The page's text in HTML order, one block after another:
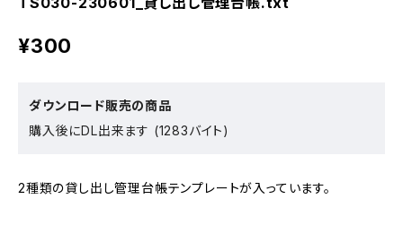
¥300
ダウンロード販売の商品
購入後にDL出来ます (1283バイト)
2種類の貸し出し管理台帳テンプレートが入っています。